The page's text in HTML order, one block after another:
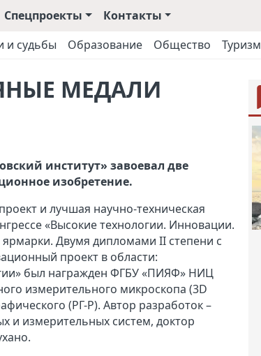
Спецпроекты
Контакты
и судьбы Образование Общество Туризм
МЕДАЛИ
институт» завоевал две
изобретение.
и лучшая научно-техническая
«Высокие технологии. Инновации.
ярмарки. Двумя дипломами II степени с
проект в области:
был награжден ФГБУ «ПИЯФ» НИЦ
измерительного микроскопа (3D
(РГ-Р). Автор разработок –
и измерительных систем, доктор